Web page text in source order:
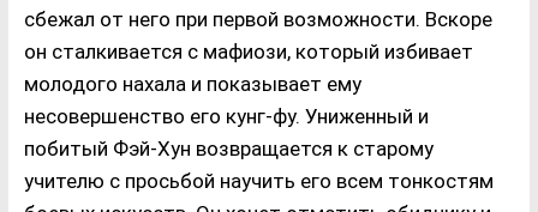
сбежал от него при первой возможности. Вскоре
он сталкивается с мафиози, который избивает
молодого нахала и показывает ему
несовершенство его кунг-фу. Униженный и
побитый Фэй-Хун возвращается к старому
учителю с просьбой научить его всем тонкостям